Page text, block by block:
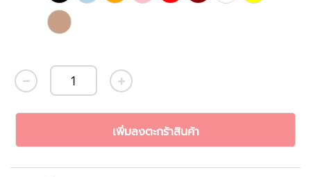
เพิ่มลงตะกร้าสินค้า